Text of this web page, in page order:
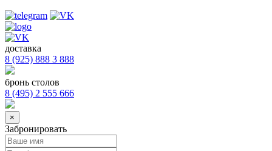
доставка
8 (925) 888 3 888
бронь столов
8 (495) 2 555 666
×
Забронировать